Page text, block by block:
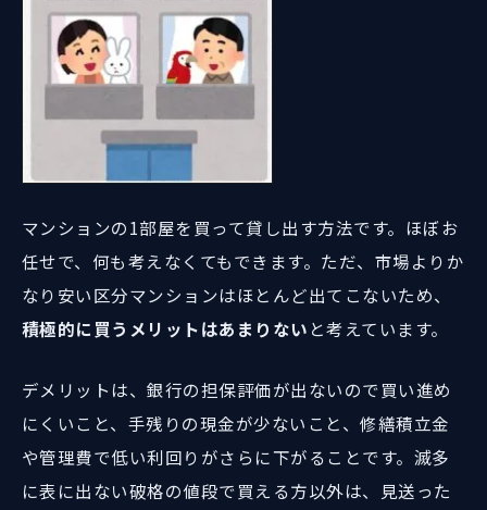
マンションの1部屋を買って貸し出す方法です。ほぼお
任せで、何も考えなくてもできます。ただ、市場よりか
なり安い区分マンションはほとんど出てこないため、
積極的に買うメリットはあまりない と考えています。
デメリットは、銀行の担保評価が出ないので買い進め
にくいこと、手残りの現金が少ないこと、修繕積立金
や管理費で低い利回りがさらに下がることです。滅多
に表に出ない破格の値段で買える方以外は、見送った